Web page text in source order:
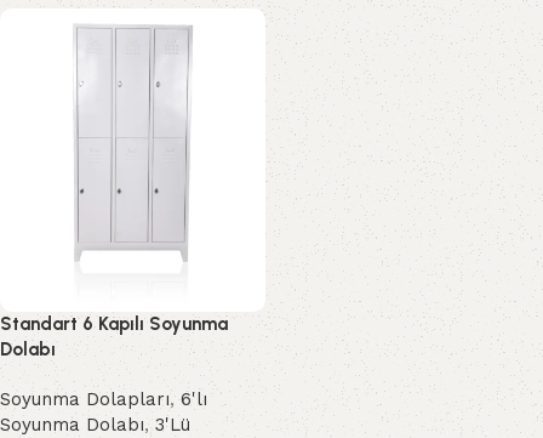
Standart 6 Kapılı Soyunma
Dolabı
Soyunma Dolapları,6'lı
Soyunma Dolabı,3'Lü